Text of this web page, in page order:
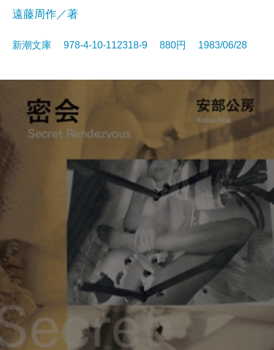
遠藤周作／著
新潮文庫 978-4-10-112318-9 880円 1983/06/28